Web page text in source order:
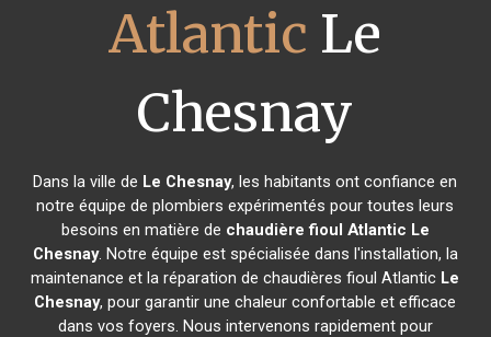
Atlantic Le
Chesnay
Dans la ville de Le Chesnay, les habitants ont confiance en
notre équipe de plombiers expérimentés pour toutes leurs
besoins en matière de chaudière fioul Atlantic Le
Chesnay. Notre équipe est spécialisée dans l'installation, la
maintenance et la réparation de chaudières fioul Atlantic Le
Chesnay, pour garantir une chaleur confortable et efficace
dans vos foyers. Nous intervenons rapidement pour